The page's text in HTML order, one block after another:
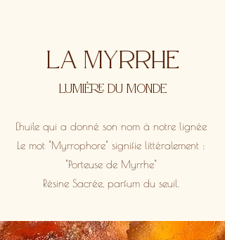
La Myrrhe
Lumière du monde
L'huile qui a donné son nom à notre lignée
Le mot "Myrrophore" signifie littéralement :
"Porteuse de Myrrhe"
Résine Sacrée, parfum du seuil.